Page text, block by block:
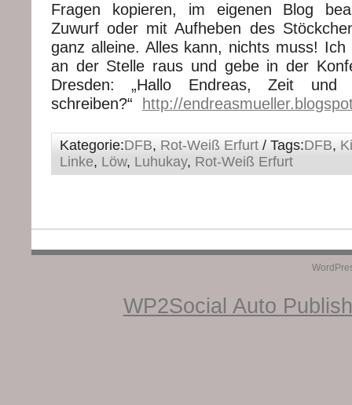
Fragen kopieren, im eigenen Blog
Zuwurf oder mit Aufheben des
ganz alleine. Alles kann, nichts muss! Ich
an der Stelle raus und gebe in der
Dresden: „Hallo Endreas, Zeit
schreiben?“
http://
Kategorie:DFB, Rot-Weiß Erfurt / Tags:DFB,
Linke, Löw, Luhukay, Rot-Weiß Erfurt
WP2Social Auto Publish